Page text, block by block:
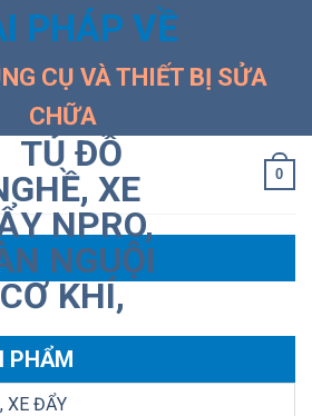
PHÁP VỀ
CỤ VÀ THIẾT BỊ SỬA
CHỮA
0
PHẨM
XE ĐẨY